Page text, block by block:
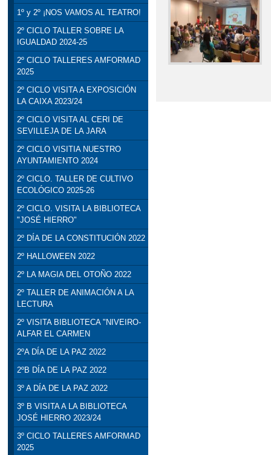
1º y 2º ¡NOS VAMOS AL TEATRO!
2º CICLO TALLER SOBRE LA
IGUALDAD 2024-25
2º CICLO TALLERES AMFORMAD
2025
2º CICLO VISITA A EXPOSICIÓN
LA CAIXA 2023/24
2º CICLO VISITA AL CERI DE
SEVILLEJA DE LA JARA
2º CICLO VISITIA NUESTRO
AYUNTAMIENTO 2024
2º CICLO. TALLER DE CULTIVO
ECOLÓGICO 2025-26
2º CICLO. VISITA LA BIBLIOTECA
"JOSÉ HIERRO"
2º DÍA DE LA CONSTITUCIÓN 2022
2º HALLOWEEN 2022
2º LA MAGIA DEL OTOÑO 2022
2º TALLER DE ANIMACIÓN A LA
LECTURA
2º VISITA BIBLIOTECA "NIVEIRO-
ALFAR EL CARMEN
2ºA DÍA DE LA PAZ 2022
2ºB DÍA DE LA PAZ 2022
3º A DÍA DE LA PAZ 2022
3º B VISITA A LA BIBLIOTECA
JOSÉ HIERRO 2023/24
3º CICLO TALLERES AMFORMAD
2025